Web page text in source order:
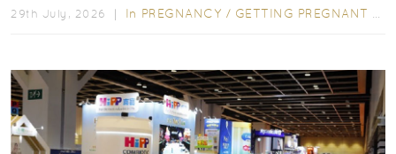
29th July, 2026 ｜ In PREGNANCY / GETTING PREGNANT